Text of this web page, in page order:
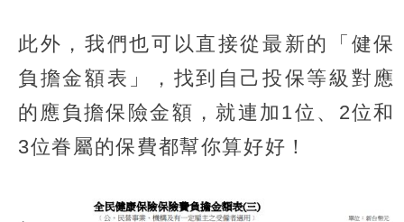
此外，我們也可以直接從最新的「健保
負擔金額表」，找到自己投保等級對應
的應負擔保險金額，就連加1位、2位和
3位眷屬的保費都幫你算好好！